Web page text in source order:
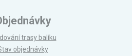
trasy balíku
objednávky